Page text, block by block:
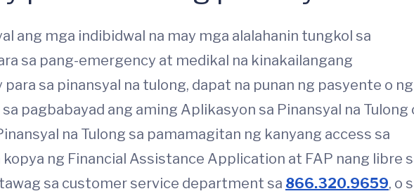
ang mga indibidwal na may mga alalahanin tungkol sa
sa pang-emergency at medikal na kinakailangang
sa pinansyal na tulong, dapat na punan ng pasyente o ng
pagbabayad ang aming Aplikasyon sa Pinansyal na Tulong
na Tulong sa pamamagitan ng kanyang access sa
ng Financial Assistance Application at FAP nang libre
sa customer service department sa 866.320.9659, o